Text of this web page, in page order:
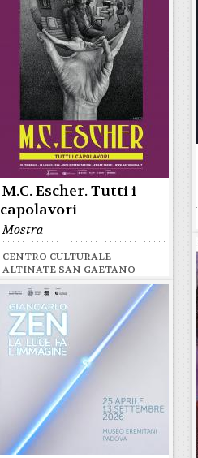
M.C. Escher. Tutti i
capolavori
Mostra
CENTRO CULTURALE
ALTINATE SAN GAETANO